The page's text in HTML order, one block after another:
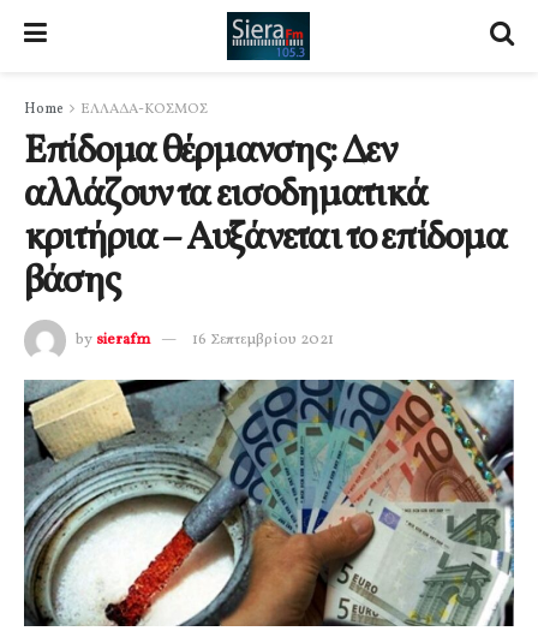
Home ΕΛΛΑΔΑ-ΚΟΣΜΟΣ
Επίδομα θέρμανσης: Δεν
αλλάζουν τα εισοδηματικά
κριτήρια – Αυξάνεται το επίδομα
βάσης
by sierafm 16 Σεπτεμβρίου 2021